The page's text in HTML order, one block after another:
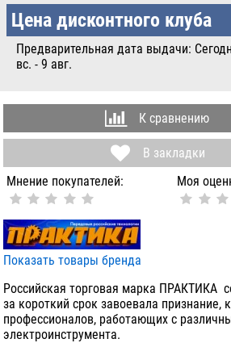
УБ.
Цена дисконтного клуба
Предварительная дата выдачи:
вс. - 9 авг.
К сравнению
В закладки
Мнение покупателей:
Моя
Показать товары бренда
Российская торговая марка ПРАКТИКА
за короткий срок завоевала признание,
профессионалов, работающих с
электроинструмента.